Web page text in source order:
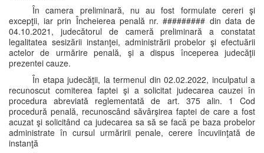
În camera preliminară, nu au fost formulate cereri şi
excepţii, iar prin Încheierea penală nr. ######### din data de
04.10.2021, judecătorul de cameră preliminară a constatat
legalitatea sesizării instanţei, administrării probelor şi efectuării
actelor de urmărire penală, şi a dispus începerea judecăţii
prezentei cauze.
În etapa judecăţii, la termenul din 02.02.2022, inculpatul a
recunoscut comiterea faptei şi a solicitat judecarea cauzei în
procedura abreviată reglementată de art. 375 alin. 1 Cod
procedură penală, recunoscând săvârşirea faptei de care a fost
acuzat şi solicitând ca judecarea sa să se facă pe baza probelor
administrate în cursul urmăririi penale, cerere încuviinţată de
instanţă